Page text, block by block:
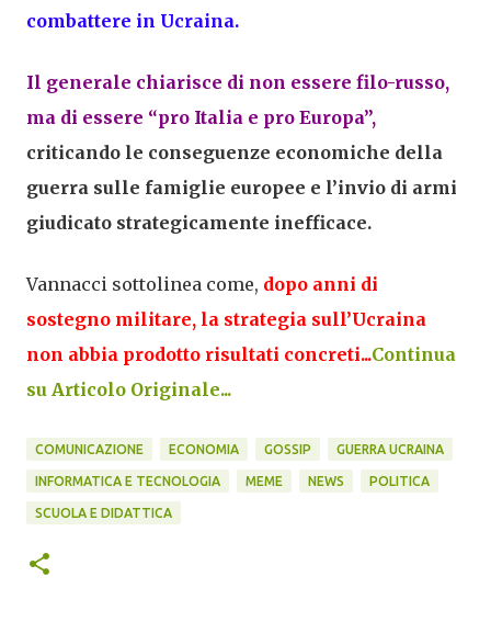
combattere in Ucraina.
Il generale chiarisce di non essere filo-russo,
ma di essere “pro Italia e pro Europa”,
criticando le conseguenze economiche della
guerra sulle famiglie europee e l’invio di armi
giudicato strategicamente inefficace.
Vannacci sottolinea come, dopo anni di
sostegno militare, la strategia sull’Ucraina
non abbia prodotto risultati concreti...Continua
su Articolo Originale...
COMUNICAZIONE ECONOMIA GOSSIP GUERRA UCRAINA
INFORMATICA E TECNOLOGIA MEME NEWS POLITICA
SCUOLA E DIDATTICA